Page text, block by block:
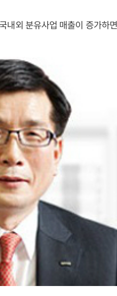
내외 분유사업 매출이 증가하